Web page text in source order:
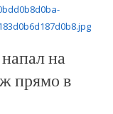
на
прямо в